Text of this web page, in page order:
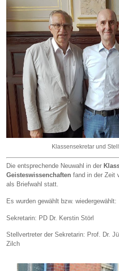
Klassensekretar und
Die entsprechende Neuwahl in der
Geisteswissenchaften fand in der Zeit
als Briefwahl statt.
Es wurden gewählt bzw. wiedergewählt:
Sekretarin: PD Dr. Kerstin Störl
Stellvertreter der Sekretarin: Prof. Dr.
Zilch